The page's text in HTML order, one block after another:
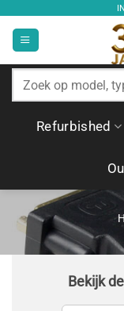
inhoud
Zoek
producten
Refurbished
Bekijk